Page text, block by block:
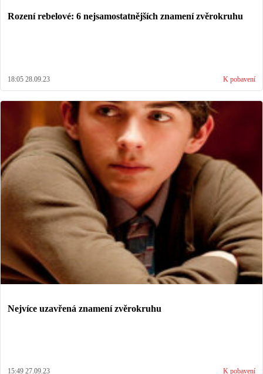
Rození rebelové: 6 nejsamostatnějších znamení zvěrokruhu
18:05 28.09.23 K pobavení
Nejvíce uzavřená znamení zvěrokruhu
15:49 27.09.23 K pobavení